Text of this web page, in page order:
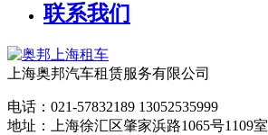
联系我们
上海奥邦汽车租赁服务有限公司
电话：021-57832189 13052535999
地址：上海徐汇区肇家浜路1065号1109室